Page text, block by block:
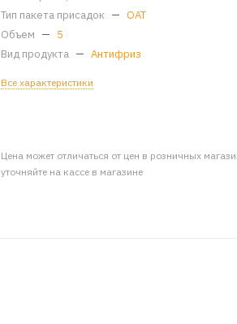
Тип пакета присадок — OAT
Объем — 5
Вид продукта — Антифриз
Все характеристики
Цена может отличаться от цен в розничных
уточняйте на кассе в магазине